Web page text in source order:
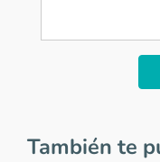
También te